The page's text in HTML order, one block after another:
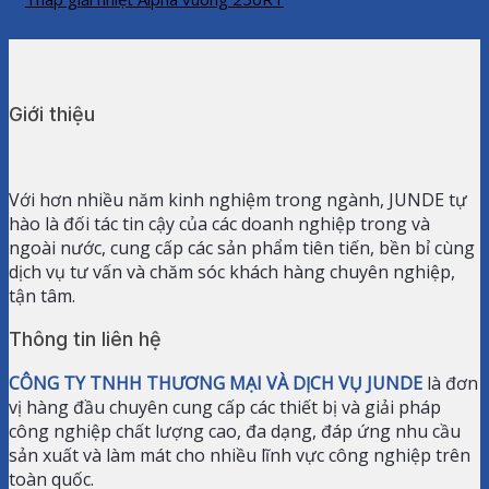
Giới thiệu
Với hơn nhiều năm kinh nghiệm trong ngành, JUNDE tự
hào là đối tác tin cậy của các doanh nghiệp trong và
ngoài nước, cung cấp các sản phẩm tiên tiến, bền bỉ cùng
dịch vụ tư vấn và chăm sóc khách hàng chuyên nghiệp,
tận tâm.
Thông tin liên hệ
CÔNG TY TNHH THƯƠNG MẠI VÀ DỊCH VỤ JUNDE là đơn
vị hàng đầu chuyên cung cấp các thiết bị và giải pháp
công nghiệp chất lượng cao, đa dạng, đáp ứng nhu cầu
sản xuất và làm mát cho nhiều lĩnh vực công nghiệp trên
toàn quốc.